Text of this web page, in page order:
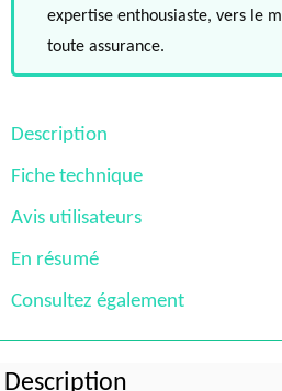
expertise enthousiaste, vers le
toute assurance.
Description
Fiche technique
Avis utilisateurs
En résumé
Consultez également
Description